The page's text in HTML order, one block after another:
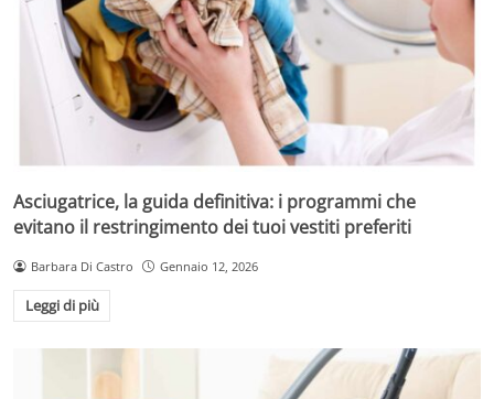
Asciugatrice, la guida definitiva: i programmi che
evitano il restringimento dei tuoi vestiti preferiti
Barbara Di Castro Gennaio 12, 2026
Leggi di più